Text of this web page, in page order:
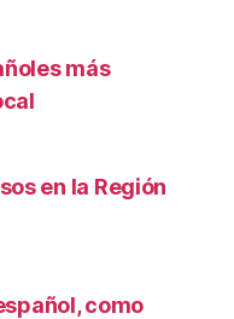
más
en la Región
como